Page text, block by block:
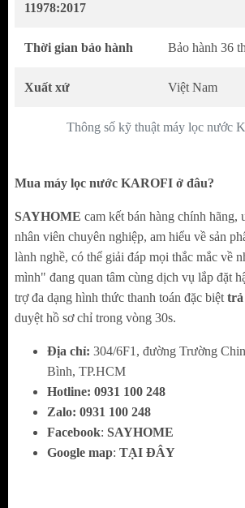
Màng lọc RO 100GPD
khẩu Hàn Quốc, công suất lọc
tiết kiệm nước thải, tăng độ
Các lõi lọc chức năng bổ
tăng khả năng hấp thụ nước
Lõi Nano Silver diệt khuẩn,
nhiễm khuẩn, cho nguồn
chuẩn, bảo đảm sức khỏe.
Thông số kỹ thuật máy lọc nước
11978:2017
Thời gian bảo hành Bảo hành 36
Xuất xứ Việt Nam
Mua máy lọc nước KAROFI ở đâu?
SAYHOME cam kết bán hàng chính hãng,
nhân viên chuyên nghiệp, am hiểu về sản
lành nghề, có thể giải đáp mọi thắc mắc về
mình" đang quan tâm cùng dịch vụ lắp đặt
trợ đa dạng hình thức thanh toán đặc biệt trả
duyệt hồ sơ chỉ trong vòng 30s.
Địa chỉ: 304/6F1, đường Trường
Bình, TP.HCM
Hotline: 0931 100 248
Zalo: 0931 100 248
Facebook: SAYHOME
Google map: TẠI ĐÂY